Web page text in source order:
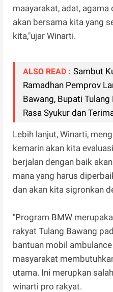
maayarakat, adat,
akan bersama kita yang
kita,"ujar Winarti.
ALSO READ : Sambut
Ramadhan Pemprov
Bawang, Bupati
Rasa Syukur dan
Lebih lanjut, Winarti,
kemarin akan kita
berjalan dengan baik
mana yang harus
dan akan kita sigronkan
"Program BMW
rakyat Tulang Bawang
bantuan mobil
masyarakat
utama. Ini merupkan
winarti pro rakyat.